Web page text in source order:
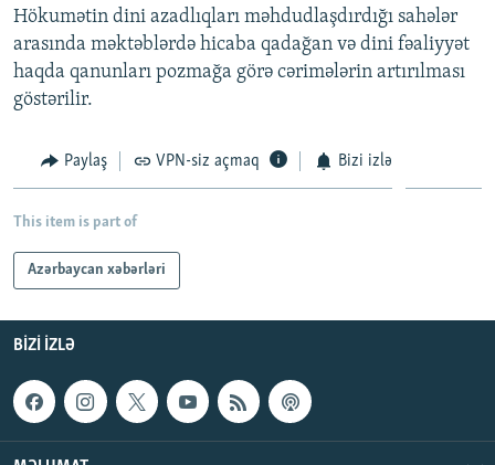
KARIKATURA
İSLAM VƏ DEMOKRATIYA
İZ - MƏDƏNIYYƏT PROQRAMI
PEŞƏ ETIKASI VƏ JURNALISTIKA STANDARTLARIMIZ
MATERIALLARIMIZDAN ISTIFADƏ
AZADLIQRADIOSU MOBIL TELEFONUNUZDA
BIZIMLƏ ƏLAQƏ
XƏBƏR BÜLLETENLƏRIMIZ
BIZI IZLƏ
Hökumətin dini azadlıqları məhdudlaşdırdığı sahələr
arasında məktəblərdə hicaba qadağan və dini fəaliyyət
haqda qanunları pozmağa görə cərimələrin artırılması
göstərilir.
Paylaş VPN-siz açmaq Bizi izlə
This item is part of
Azərbaycan xəbərləri
BIZI IZLƏ